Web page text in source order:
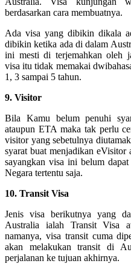
berdasarkan cara membuatnya.
Ada visa yang dibikin dikala
dibikin ketika ada di dalam
ini mesti di terjemahkan oleh
visa itu tidak memakai
1, 3 sampai 5 tahun.
9. Visitor
Bila Kamu belum penuhi
ataupun ETA maka tak perlu
visitor yang sebetulnya
syarat buat menjadikan
sayangkan visa ini belum
Negara tertentu saja.
10. Transit Visa
Jenis visa berikutnya yang
Australia ialah Transit Visa
namanya, visa transit cuma
akan melakukan transit di
perjalanan ke tujuan akhirnya.